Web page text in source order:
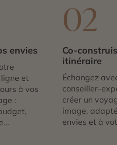
envies
et
à vos
:
02
Co-
itinéraire
Échangez
conseiller-
créer un
image,
envies et à